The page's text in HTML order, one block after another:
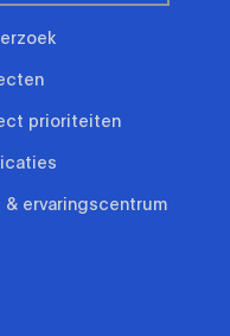
prioriteiten
& ervaringscentrum